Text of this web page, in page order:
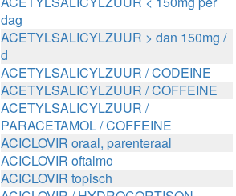
dag
ACETYLSALICYLZUUR > dan 150mg /
d
ACETYLSALICYLZUUR / CODEINE
ACETYLSALICYLZUUR / COFFEINE
ACETYLSALICYLZUUR /
PARACETAMOL / COFFEINE
ACICLOVIR oraal, parenteraal
ACICLOVIR oftalmo
ACICLOVIR topisch